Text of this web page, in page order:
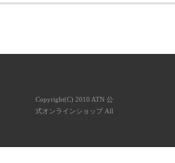
Copyright(C) 2010 ATN 公
式オンラインショップ All